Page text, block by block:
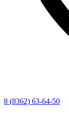
8 (8362) 63-64-50